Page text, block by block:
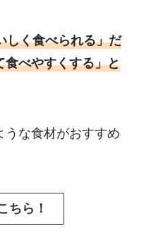
しく食べられる」だ
食べやすくする」と
うな食材がおすすめ
ちら！